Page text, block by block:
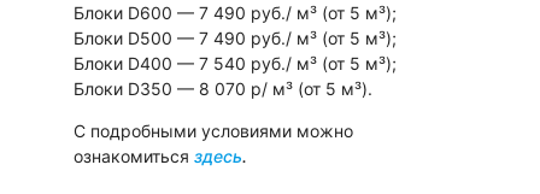
Блоки D600 — 7 490 руб./ м³ (от 5 м³);
Блоки D500 — 7 490 руб./ м³ (от 5 м³);
Блоки D400 — 7 540 руб./ м³ (от 5 м³);
Блоки D350 — 8 070 р/ м³ (от 5 м³).
С подробными условиями можно
ознакомитьсяздесь.